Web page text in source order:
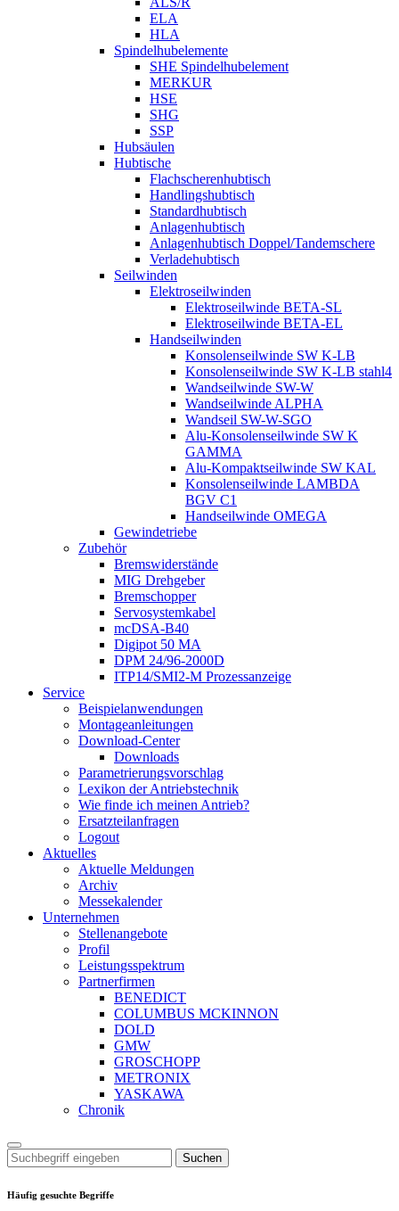
ELA
HLA
Spindelhubelemente
SHE Spindelhubelement
MERKUR
HSE
SHG
SSP
Hubsäulen
Hubtische
Flachscherenhubtisch
Handlingshubtisch
Standardhubtisch
Anlagenhubtisch
Anlagenhubtisch Doppel/Tandemschere
Verladehubtisch
Seilwinden
Elektroseilwinden
Elektroseilwinde BETA-SL
Elektroseilwinde BETA-EL
Handseilwinden
Konsolenseilwinde SW K-LB
Konsolenseilwinde SW K-LB stahl4
Wandseilwinde SW-W
Wandseilwinde ALPHA
Wandseil SW-W-SGO
Alu-Konsolenseilwinde SW K
GAMMA
Alu-Kompaktseilwinde SW KAL
Konsolenseilwinde LAMBDA
BGV C1
Handseilwinde OMEGA
Gewindetriebe
Zubehör
Bremswiderstände
MIG Drehgeber
Bremschopper
Servosystemkabel
mcDSA-B40
Digipot 50 MA
DPM 24/96-2000D
ITP14/SMI2-M Prozessanzeige
Service
Beispielanwendungen
Montageanleitungen
Download-Center
Downloads
Parametrierungsvorschlag
Lexikon der Antriebstechnik
Wie finde ich meinen Antrieb?
Ersatzteilanfragen
Logout
Aktuelles
Aktuelle Meldungen
Archiv
Messekalender
Unternehmen
Stellenangebote
Profil
Leistungsspektrum
Partnerfirmen
BENEDICT
COLUMBUS MCKINNON
DOLD
GMW
GROSCHOPP
METRONIX
YASKAWA
Chronik
Suchen
Häufig gesuchte Begriffe